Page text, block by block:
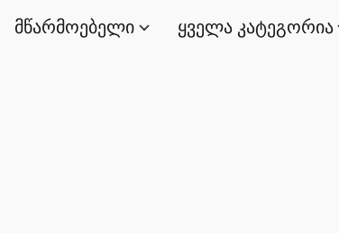
მწარმოებელი ყველა კატეგორია